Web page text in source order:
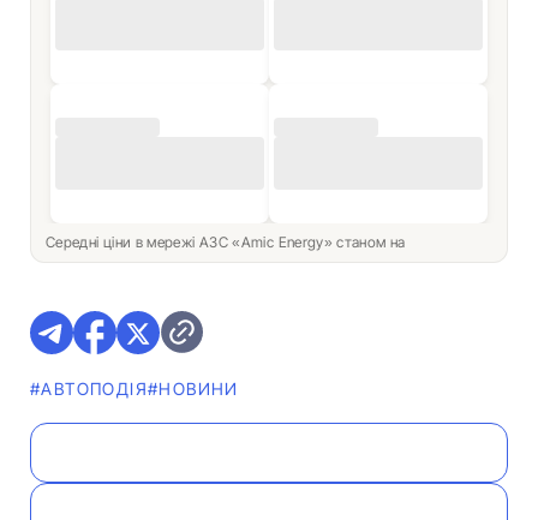
Середні ціни в мережі АЗС «Amic Energy» станом на
#АВТОПОДІЯ#НОВИНИ